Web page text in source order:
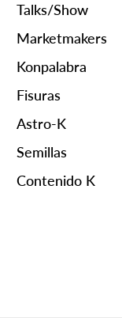
Talks/Show
Marketmakers
Konpalabra
Fisuras
Astro-K
Semillas
Contenido K